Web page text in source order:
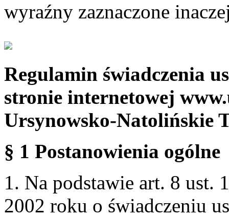
wyraźny zaznaczone
Regulamin świadczenia
stronie internetowej
Ursynowsko-Natolińskie
§ 1 Postanowienia ogólne
1. Na podstawie art. 8 ust.
2002 roku o świadczeniu